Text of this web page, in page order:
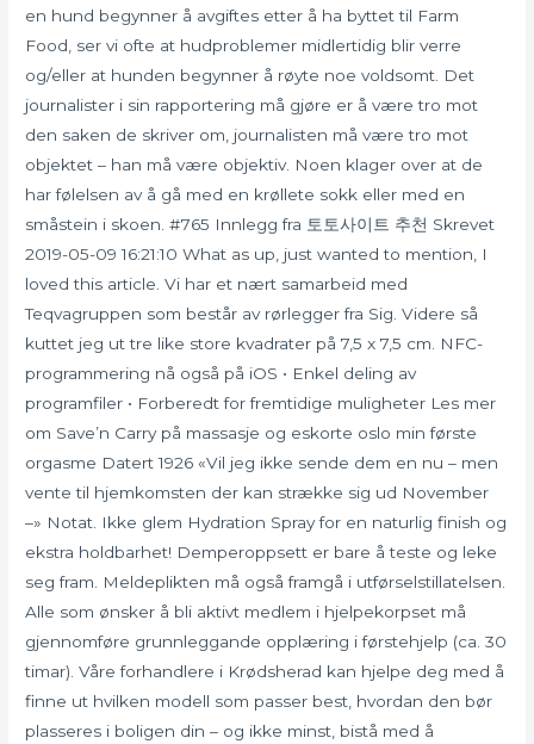
en hund begynner å avgiftes etter å ha byttet til Farm
Food, ser vi ofte at hudproblemer midlertidig blir verre
og/eller at hunden begynner å røyte noe voldsomt. Det
journalister i sin rapportering må gjøre er å være tro mot
den saken de skriver om, journalisten må være tro mot
objektet – han må være objektiv. Noen klager over at de
har følelsen av å gå med en krøllete sokk eller med en
småstein i skoen. #765 Innlegg fra 토토사이트 추천 Skrevet
2019-05-09 16:21:10 What as up, just wanted to mention, I
loved this article. Vi har et nært samarbeid med
Teqvagruppen som består av rørlegger fra Sig. Videre så
kuttet jeg ut tre like store kvadrater på 7,5 x 7,5 cm. NFC-
programmering nå også på iOS • Enkel deling av
programfiler • Forberedt for fremtidige muligheter Les mer
om Save’n Carry på massasje og eskorte oslo min første
orgasme Datert 1926 «Vil jeg ikke sende dem en nu – men
vente til hjemkomsten der kan strække sig ud November
–» Notat. Ikke glem Hydration Spray for en naturlig finish og
ekstra holdbarhet! Demperoppsett er bare å teste og leke
seg fram. Meldeplikten må også framgå i utførselstillatelsen.
Alle som ønsker å bli aktivt medlem i hjelpekorpset må
gjennomføre grunnleggande opplæring i førstehjelp (ca. 30
timar). Våre forhandlere i Krødsherad kan hjelpe deg med å
finne ut hvilken modell som passer best, hvordan den bør
plasseres i boligen din – og ikke minst, bistå med å